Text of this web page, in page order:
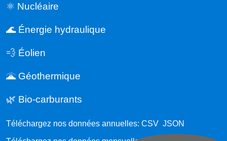
⚛️ Nucléaire
🌊 Énergie hydraulique
💨 Éolien
🌋 Géothermique
🌿 Bio-carburants
Téléchargez nos données annuelles: CSV JSON